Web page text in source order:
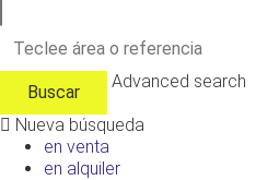
Advanced search
Nueva búsqueda
en venta
en alquiler